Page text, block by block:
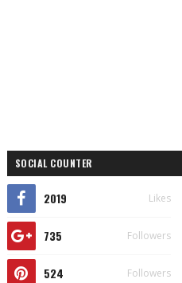
SOCIAL COUNTER
2019 Likes
735 Followers
524 Followers